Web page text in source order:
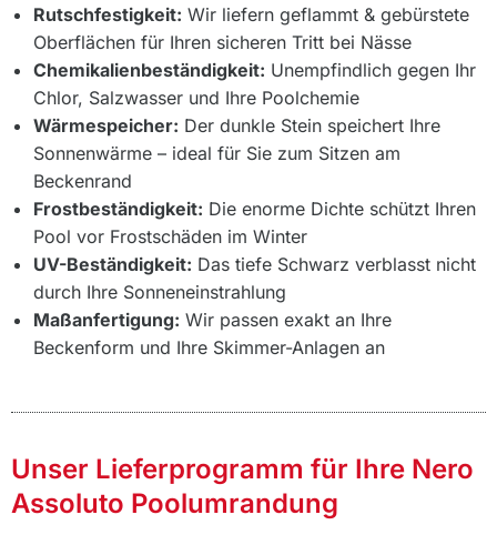
Rutschfestigkeit: Wir liefern geflammt & gebürstete
Oberflächen für Ihren sicheren Tritt bei Nässe
Chemikalienbeständigkeit: Unempfindlich gegen Ihr
Chlor, Salzwasser und Ihre Poolchemie
Wärmespeicher: Der dunkle Stein speichert Ihre
Sonnenwärme – ideal für Sie zum Sitzen am
Beckenrand
Frostbeständigkeit: Die enorme Dichte schützt Ihren
Pool vor Frostschäden im Winter
UV-Beständigkeit: Das tiefe Schwarz verblasst nicht
durch Ihre Sonneneinstrahlung
Maßanfertigung: Wir passen exakt an Ihre
Beckenform und Ihre Skimmer-Anlagen an
Unser Lieferprogramm für Ihre Nero
Assoluto Poolumrandung